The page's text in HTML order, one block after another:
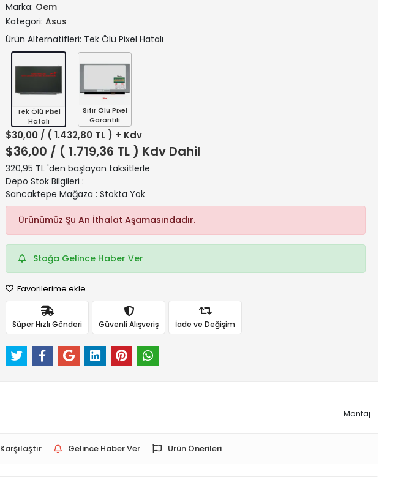
Marka: Oem
Kategori: Asus
Ürün Alternatifleri: Tek Ölü Pixel Hatalı
Tek Ölü Pixel
Hatalı
Sıfır Ölü Pixel
Garantili
$30,00 / ( 1.432,80 TL ) + Kdv
$36,00 / ( 1.719,36 TL ) Kdv Dahil
320,95 TL 'den başlayan taksitlerle
Depo Stok Bilgileri :
Sancaktepe Mağaza : Stokta Yok
Ürünümüz Şu An İthalat Aşamasındadır.
Stoğa Gelince Haber Ver
Favorilerime ekle
Süper Hızlı Gönderi Güvenli Alışveriş İade ve Değişim
Montaj
Karşılaştır Gelince Haber Ver Ürün Önerileri